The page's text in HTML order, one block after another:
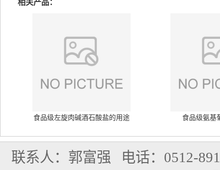
相关产品：
食品级左旋肉碱酒石酸盐的用途 食品级氨基
联系人：郭富强 电话：0512-